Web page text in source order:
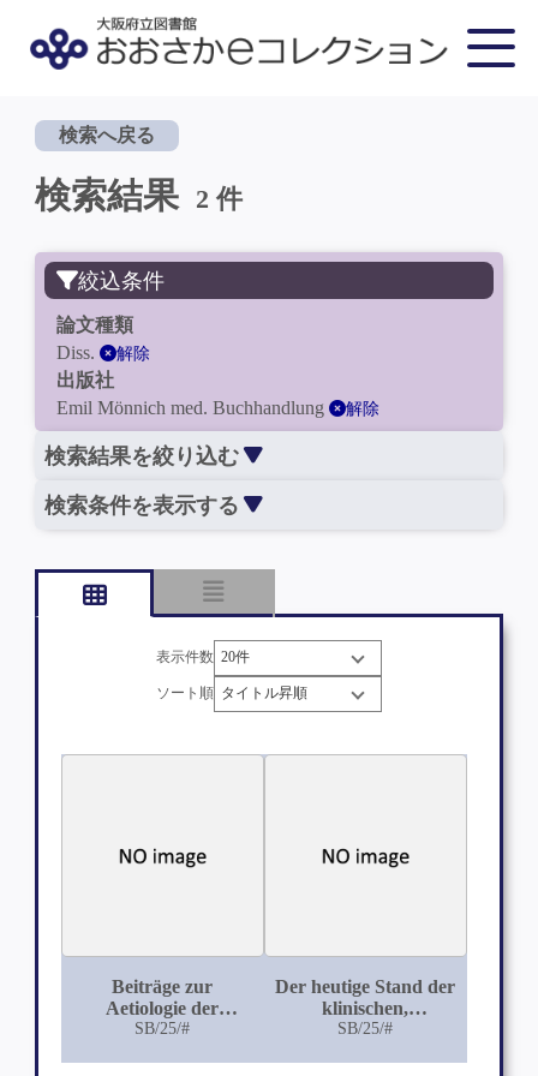
検索へ戻る
検索結果 2 件
絞込条件
論文種類
Diss.
解除
出版社
Emil Mönnich med. Buchhandlung
解除
検索結果を絞り込む
検索条件を表示する
表示件数
ソート順
Beiträge zur
Aetiologie der
Paranephritis
SB/25/#
Der heutige Stand der
klinischen,
serologischen und
SB/25/#